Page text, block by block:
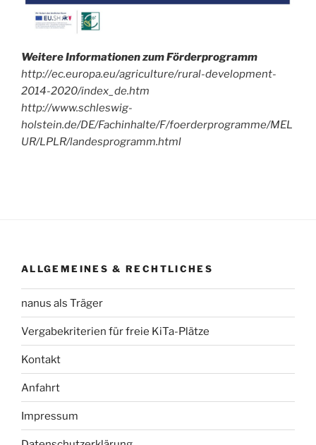
Weitere Informationen zum Förderprogramm
http://ec.europa.eu/agriculture/rural-development-
2014-2020/index_de.htm
http://www.schleswig-
holstein.de/DE/Fachinhalte/F/foerderprogramme/MEL
UR/LPLR/landesprogramm.html
ALLGEMEINES & RECHTLICHES
nanus als Träger
Vergabekriterien für freie KiTa-Plätze
Kontakt
Anfahrt
Impressum